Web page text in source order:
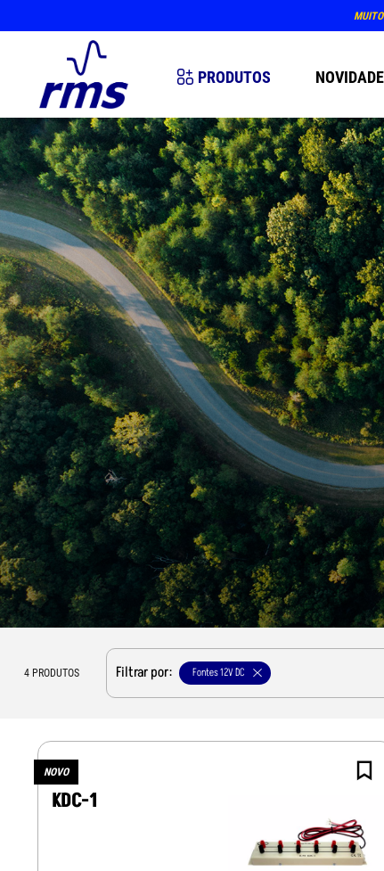
PRODUTOS
4PRODUTOS Filtrar por: Fontes 12V DC
NOVO
KDC-1